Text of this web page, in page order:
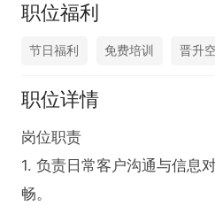
职位福利
节日福利 免费培训 晋升
职位详情
岗位职责
1. 负责日常客户沟通与信息
畅。